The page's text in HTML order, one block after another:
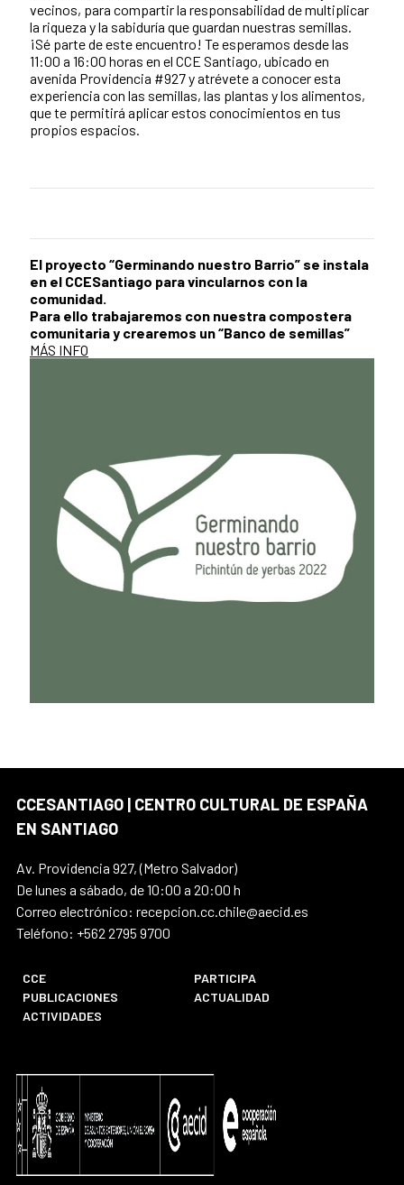
vecinos, para compartir la responsabilidad de multiplicar
la riqueza y la sabiduría que guardan nuestras semillas.
¡Sé parte de este encuentro! Te esperamos desde las
11:00 a 16:00 horas en el CCE Santiago, ubicado en
avenida Providencia #927 y atrévete a conocer esta
experiencia con las semillas, las plantas y los alimentos,
que te permitirá aplicar estos conocimientos en tus
propios espacios.
El proyecto “Germinando nuestro Barrio” se instala
en el CCESantiago para vincularnos con la
comunidad.
Para ello trabajaremos con nuestra compostera
comunitaria y crearemos un “Banco de semillas”
MÁS INFO
CCESANTIAGO | CENTRO CULTURAL DE ESPAÑA
EN SANTIAGO
Av. Providencia 927, (Metro Salvador)
De lunes a sábado, de 10:00 a 20:00 h
Correo electrónico: recepcion.cc.chile@aecid.es
Teléfono: +562 2795 9700
CCE
PARTICIPA
PUBLICACIONES
ACTUALIDAD
ACTIVIDADES